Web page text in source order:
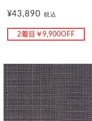
¥43,890税込
2着目￥9,900OFF